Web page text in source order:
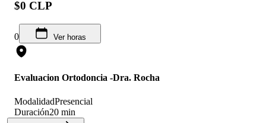
$0 CLP
0 Ver horas
Evaluacion Ortodoncia -Dra. Rocha
ModalidadPresencial
Duración20 min